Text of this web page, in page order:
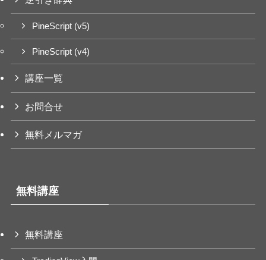
PineScript (v5)
PineScript (v4)
講座一覧
お問合せ
無料メルマガ
無料講座
無料講座